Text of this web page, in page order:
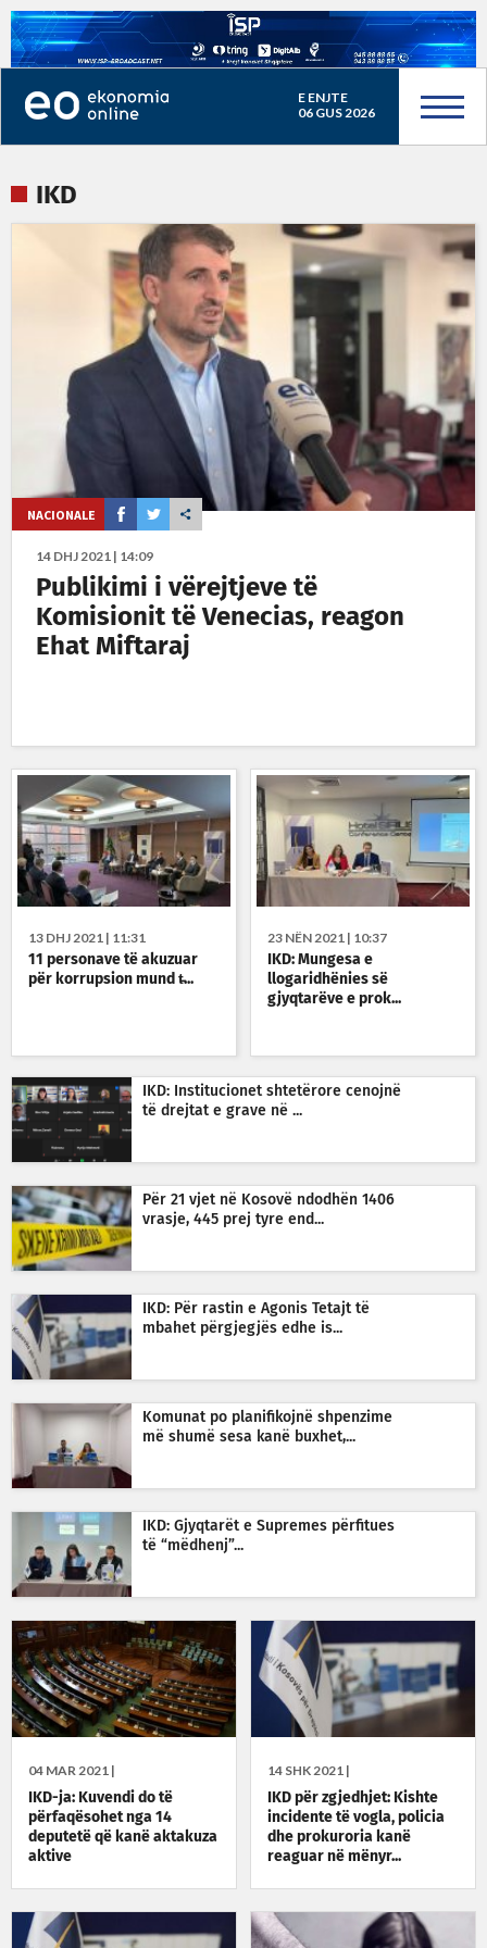
E ENJTE
06 GUS 2026
IKD
NACIONALE
14 DHJ 2021 | 14:09
Publikimi i vërejtjeve të
Komisionit të Venecias, reagon
Ehat Miftaraj
13 DHJ 2021 | 11:31
11 personave të akuzuar
për korrupsion mund t̵...
23 NËN 2021 | 10:37
IKD: Mungesa e
llogaridhënies së
gjyqtarëve e prok...
IKD: Institucionet shtetërore cenojnë
të drejtat e grave në ...
Për 21 vjet në Kosovë ndodhën 1406
vrasje, 445 prej tyre end...
IKD: Për rastin e Agonis Tetajt të
mbahet përgjegjës edhe is...
Komunat po planifikojnë shpenzime
më shumë sesa kanë buxhet,...
IKD: Gjyqtarët e Supremes përfitues
të “mëdhenj”...
04 MAR 2021 |
IKD-ja: Kuvendi do të
përfaqësohet nga 14
deputetë që kanë aktakuza
aktive
14 SHK 2021 |
IKD për zgjedhjet: Kishte
incidente të vogla, policia
dhe prokuroria kanë
reaguar në mënyr...